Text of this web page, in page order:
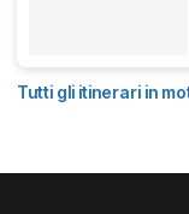
Tutti gli itinerari in